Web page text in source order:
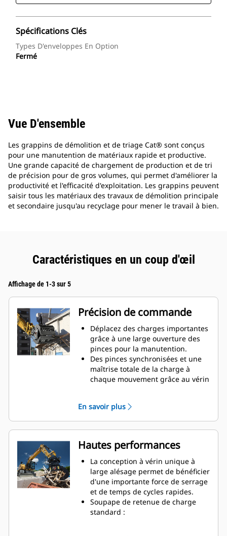
Spécifications Clés
Types D'enveloppes En Option
Fermé
Vue D'ensemble
Les grappins de démolition et de triage Cat® sont conçus
pour une manutention de matériaux rapide et productive.
Une grande capacité de chargement de production et de tri
de précision pour de gros volumes, qui permet d'améliorer la
productivité et l'efficacité d'exploitation. Les grappins peuvent
saisir tous les matériaux des travaux de démolition principale
et secondaire jusqu'au recyclage pour mener le travail à bien.
Caractéristiques en un coup d'œil
Affichage de 1-3 sur 5
Précision de commande
Déplacez des charges importantes
grâce à une large ouverture des
pinces pour la manutention.
Des pinces synchronisées et une
maîtrise totale de la charge à
chaque mouvement grâce au vérin
charges importantes ou
récupérez, triez et placez des
matériaux de petite taille grâce à
des butées anti-chevauchement
pour le contact des mâchoires
bord à bord et évitez ainsi le
chevauchement.
Filtrez la saleté et tout matériau fin
grâce à des pinces à claire-voie et
perforées, qui offrent aussi au
conducteur une bonne visibilité
En savoir plus
Hautes performances
La conception à vérin unique à
large alésage permet de bénéficier
d'une importante force de serrage
et de temps de cycles rapides.
Soupape de retenue de charge
standard :